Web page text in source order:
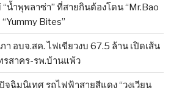
น้ำพุพลาซ่า” ที่สายกินต้องโดน “Mr.Bao
Bites”
า อบจ.สค. ไฟเขียวงบ 67.5 ล้าน เปิดเส้น
รสาคร-รพ.บ้านแพ้ว
จฉิมนิเทศ รถไฟฟ้าสายสีแดง “วงเวียน